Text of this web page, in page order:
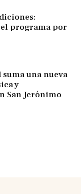
programa por
suma una nueva
y
San Jerónimo